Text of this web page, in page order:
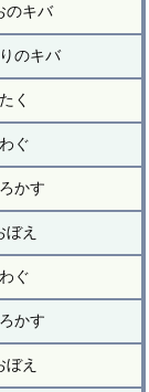
のキバ
のキバ
く
ぐ
かす
ぼえ
ぐ
かす
ぼえ